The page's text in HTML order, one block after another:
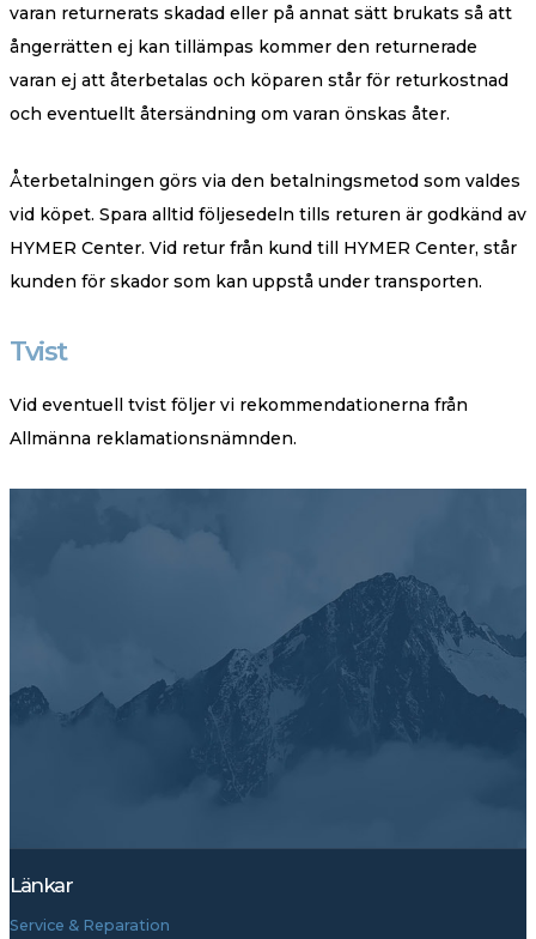
varan returnerats skadad eller på annat sätt brukats så att
ångerrätten ej kan tillämpas kommer den returnerade
varan ej att återbetalas och köparen står för returkostnad
och eventuellt återsändning om varan önskas åter.
Återbetalningen görs via den betalningsmetod som valdes
vid köpet. Spara alltid följesedeln tills returen är godkänd av
HYMER Center. Vid retur från kund till HYMER Center, står
kunden för skador som kan uppstå under transporten.
Tvist
Vid eventuell tvist följer vi rekommendationerna från
Allmänna reklamationsnämnden.
Länkar
Service & Reparation